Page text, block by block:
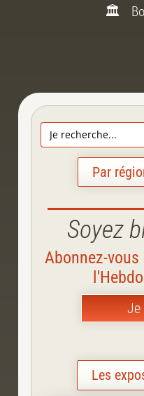
🏛️
Search
for:
Par
Soyez
Abonnez-
Je
Les